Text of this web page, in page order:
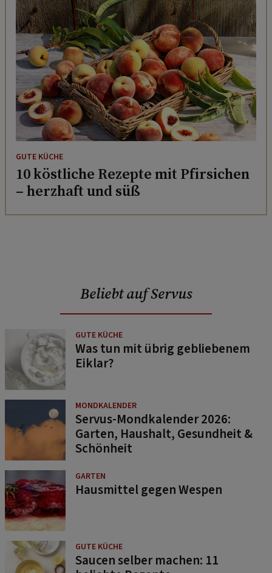
GUTE KÜCHE
10 köstliche Rezepte mit Pfirsichen
– herzhaft und süß
Beliebt auf Servus
GUTE KÜCHE
Was tun mit übrig gebliebenem
Eiklar?
MONDKALENDER
Servus-Mondkalender 2026:
Garten, Haushalt, Gesundheit &
Schönheit
GARTEN
Hausmittel gegen Wespen
GUTE KÜCHE
Saucen selber machen: 11